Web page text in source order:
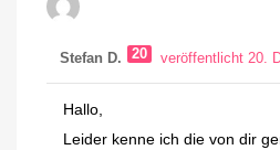
Stefan D. 20
veröffentlicht 20.
Hallo,
Leider kenne ich die von dir